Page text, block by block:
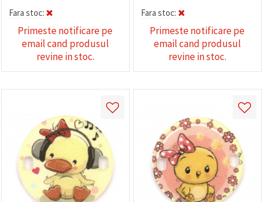
Fara stoc:
Primeste notificare pe
email cand produsul
revine in stoc.
Fara stoc:
Primeste notificare pe
email cand produsul
revine in stoc.